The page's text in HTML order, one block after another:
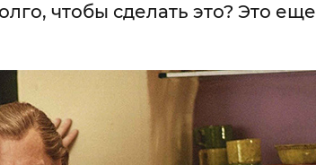
чтобы сделать это? Это еще